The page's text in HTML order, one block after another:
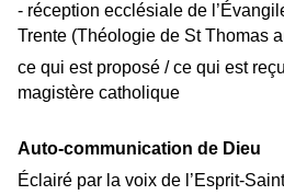
- réception ecclésiale de
Trente (Théologie de St Thomas
ce qui est proposé / ce qui est
magistère catholique
Auto-communication de Dieu
Éclairé par la voix de l’Esprit-